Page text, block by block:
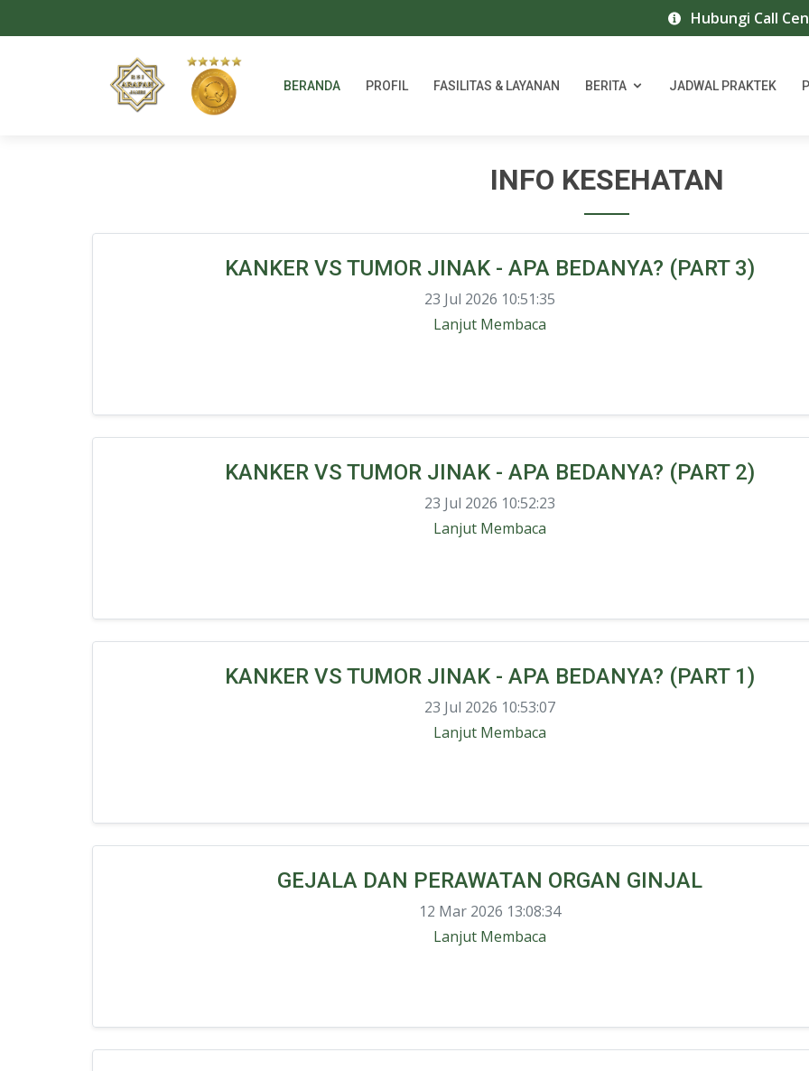
Hubungi Call Center
BERANDA PROFIL FASILITAS & LAYANAN BERITA JADWAL PRAKTEK
INFO KESEHATAN
KANKER VS TUMOR JINAK - APA BEDANYA? (PART 3)
23 Jul 2026 10:51:35
Lanjut Membaca
KANKER VS TUMOR JINAK - APA BEDANYA? (PART 2)
23 Jul 2026 10:52:23
Lanjut Membaca
KANKER VS TUMOR JINAK - APA BEDANYA? (PART 1)
23 Jul 2026 10:53:07
Lanjut Membaca
GEJALA DAN PERAWATAN ORGAN GINJAL
12 Mar 2026 13:08:34
Lanjut Membaca